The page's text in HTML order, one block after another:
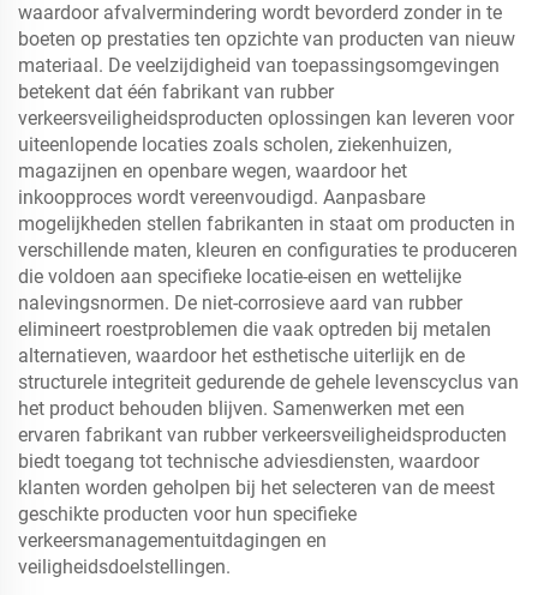
waardoor afvalvermindering wordt bevorderd zonder in te
boeten op prestaties ten opzichte van producten van nieuw
materiaal. De veelzijdigheid van toepassingsomgevingen
betekent dat één fabrikant van rubber
verkeersveiligheidsproducten oplossingen kan leveren voor
uiteenlopende locaties zoals scholen, ziekenhuizen,
magazijnen en openbare wegen, waardoor het
inkoopproces wordt vereenvoudigd. Aanpasbare
mogelijkheden stellen fabrikanten in staat om producten in
verschillende maten, kleuren en configuraties te produceren
die voldoen aan specifieke locatie-eisen en wettelijke
nalevingsnormen. De niet-corrosieve aard van rubber
elimineert roestproblemen die vaak optreden bij metalen
alternatieven, waardoor het esthetische uiterlijk en de
structurele integriteit gedurende de gehele levenscyclus van
het product behouden blijven. Samenwerken met een
ervaren fabrikant van rubber verkeersveiligheidsproducten
biedt toegang tot technische adviesdiensten, waardoor
klanten worden geholpen bij het selecteren van de meest
geschikte producten voor hun specifieke
verkeersmanagementuitdagingen en
veiligheidsdoelstellingen.